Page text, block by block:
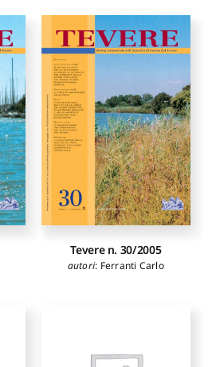
Tevere n. 30/2005
autori: Ferranti Carlo